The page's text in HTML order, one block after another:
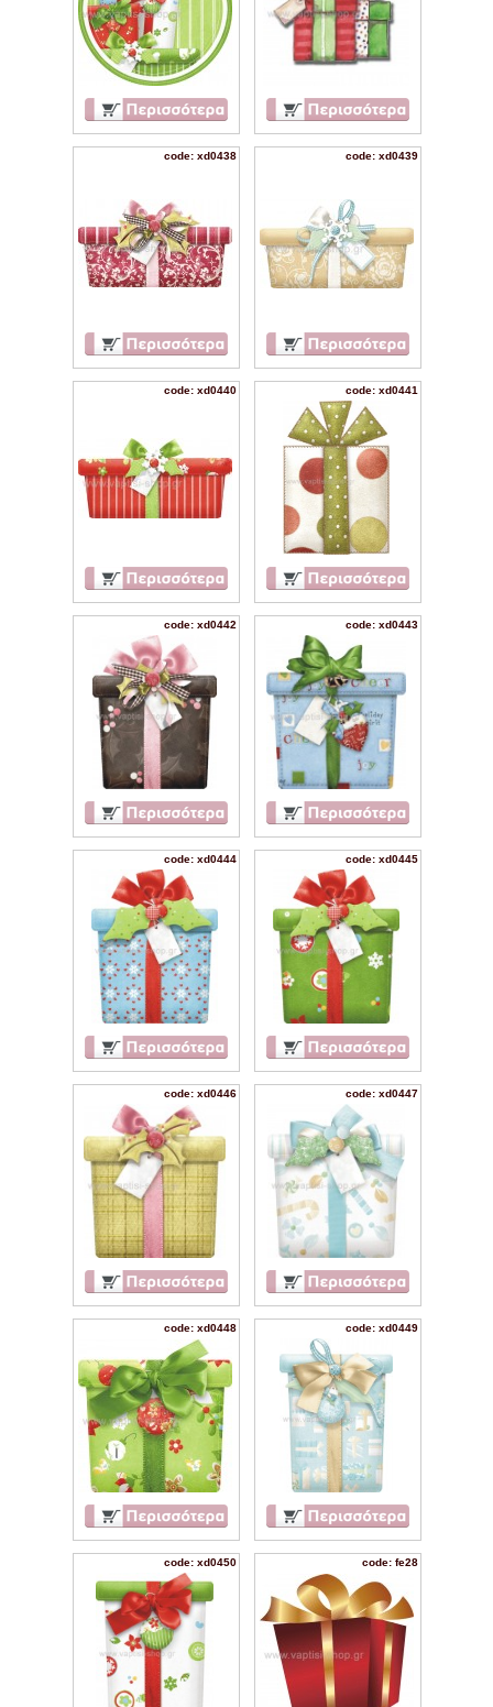
code: xd0438 code: xd0439
code: xd0440 code: xd0441
code: xd0442 code: xd0443
code: xd0444 code: xd0445
code: xd0446 code: xd0447
code: xd0448 code: xd0449
code: xd0450 code: fe28